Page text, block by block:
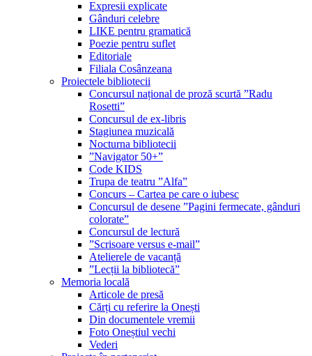
Expresii explicate
Gânduri celebre
LIKE pentru gramatică
Poezie pentru suflet
Editoriale
Filiala Cosânzeana
Proiectele bibliotecii
Concursul național de proză scurtă ”Radu
Rosetti”
Concursul de ex-libris
Stagiunea muzicală
Nocturna bibliotecii
”Navigator 50+”
Code KIDS
Trupa de teatru ”Alfa”
Concurs – Cartea pe care o iubesc
Concursul de desene ”Pagini fermecate, gânduri
colorate”
Concursul de lectură
”Scrisoare versus e-mail”
Atelierele de vacanță
”Lecții la bibliotecă”
Memoria locală
Articole de presă
Cărți cu referire la Onești
Din documentele vremii
Foto Oneștiul vechi
Vederi